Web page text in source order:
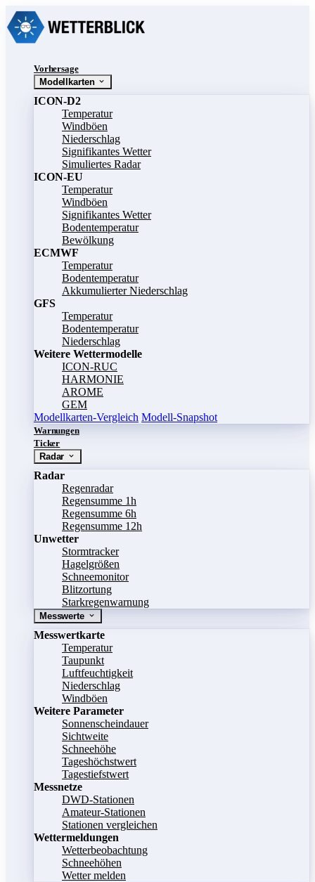
Vorhersage
Modellkarten
ICON-D2
Temperatur
Windböen
Niederschlag
Signifikantes Wetter
Simuliertes Radar
ICON-EU
Temperatur
Windböen
Signifikantes Wetter
Bodentemperatur
Bewölkung
ECMWF
Temperatur
Bodentemperatur
Akkumulierter Niederschlag
GFS
Temperatur
Bodentemperatur
Niederschlag
Weitere Wettermodelle
ICON-RUC
HARMONIE
AROME
GEM
Modellkarten-Vergleich Modell-Snapshot
Warnungen
Ticker
Radar
Radar
Regenradar
Regensumme 1h
Regensumme 6h
Regensumme 12h
Unwetter
Stormtracker
Hagelgrößen
Schneemonitor
Blitzortung
Starkregenwarnung
Messwerte
Messwertkarte
Temperatur
Taupunkt
Luftfeuchtigkeit
Niederschlag
Windböen
Weitere Parameter
Sonnenscheindauer
Sichtweite
Schneehöhe
Tageshöchstwert
Tagestiefstwert
Messnetze
DWD-Stationen
Amateur-Stationen
Stationen vergleichen
Wettermeldungen
Wetterbeobachtung
Schneehöhen
Wetter melden